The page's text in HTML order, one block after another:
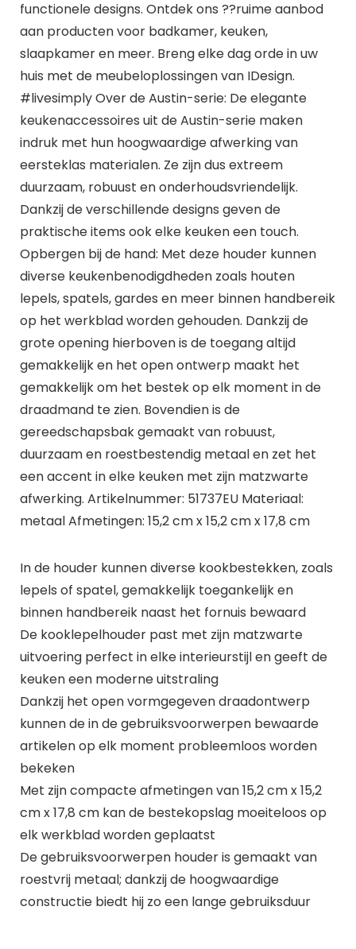
functionele designs. Ontdek ons ??ruime aanbod
aan producten voor badkamer, keuken,
slaapkamer en meer. Breng elke dag orde in uw
huis met de meubeloplossingen van IDesign.
#livesimply Over de Austin-serie: De elegante
keukenaccessoires uit de Austin-serie maken
indruk met hun hoogwaardige afwerking van
eersteklas materialen. Ze zijn dus extreem
duurzaam, robuust en onderhoudsvriendelijk.
Dankzij de verschillende designs geven de
praktische items ook elke keuken een touch.
Opbergen bij de hand: Met deze houder kunnen
diverse keukenbenodigdheden zoals houten
lepels, spatels, gardes en meer binnen handbereik
op het werkblad worden gehouden. Dankzij de
grote opening hierboven is de toegang altijd
gemakkelijk en het open ontwerp maakt het
gemakkelijk om het bestek op elk moment in de
draadmand te zien. Bovendien is de
gereedschapsbak gemaakt van robuust,
duurzaam en roestbestendig metaal en zet het
een accent in elke keuken met zijn matzwarte
afwerking. Artikelnummer: 51737EU Materiaal:
metaal Afmetingen: 15,2 cm x 15,2 cm x 17,8 cm
In de houder kunnen diverse kookbestekken, zoals
lepels of spatel, gemakkelijk toegankelijk en
binnen handbereik naast het fornuis bewaard
De kooklepelhouder past met zijn matzwarte
uitvoering perfect in elke interieurstijl en geeft de
keuken een moderne uitstraling
Dankzij het open vormgegeven draadontwerp
kunnen de in de gebruiksvoorwerpen bewaarde
artikelen op elk moment probleemloos worden
bekeken
Met zijn compacte afmetingen van 15,2 cm x 15,2
cm x 17,8 cm kan de bestekopslag moeiteloos op
elk werkblad worden geplaatst
De gebruiksvoorwerpen houder is gemaakt van
roestvrij metaal; dankzij de hoogwaardige
constructie biedt hij zo een lange gebruiksduur